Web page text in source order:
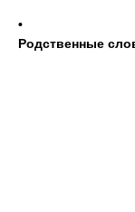
•
Родственные